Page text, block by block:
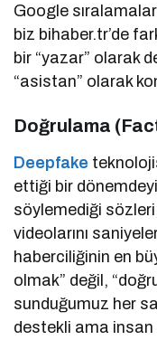
Google
biz bihaber.tr’de
bir “yazar” olarak
“asistan” olarak
Doğrulama
Deepfake
ettiği bir
söylemediği
videolarını
haberciliğinin en
olmak” değil,
sunduğumuz her
destekli ama